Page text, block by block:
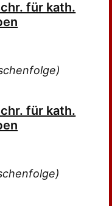
für kath.
für kath.